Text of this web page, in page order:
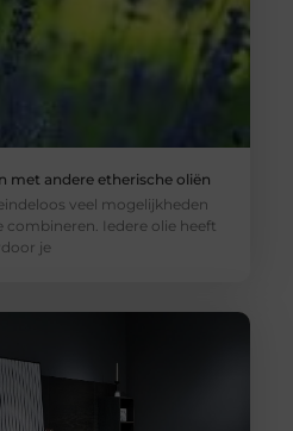
met andere etherische oliën
veel mogelijkheden
Iedere olie heeft
je